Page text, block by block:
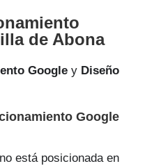
de Abona
Google y Diseño
Google
está posicionada en